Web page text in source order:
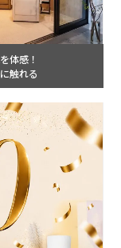
体感！
触れる